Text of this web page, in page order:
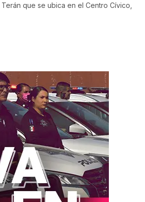
que se ubica en el Centro Cívico,